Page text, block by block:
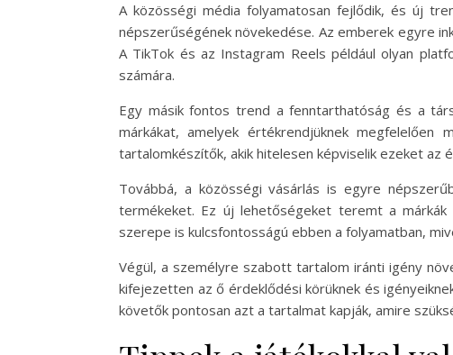
A közösségi média folyamatosan fejlődik, és új
népszerűségének növekedése. Az emberek egyre
A TikTok és az Instagram Reels például olyan
számára.
Egy másik fontos trend a fenntarthatóság és a
márkákat, amelyek értékrendjüknek
tartalomkészítők, akik hitelesen képviselik ezeket az
Továbbá, a közösségi vásárlás is egyre
termékeket. Ez új lehetőségeket teremt a márkák
szerepe is kulcsfontosságú ebben a folyamatban,
Végül, a személyre szabott tartalom iránti igény
kifejezetten az ő érdeklődési körüknek és
követők pontosan azt a tartalmat kapják, amire